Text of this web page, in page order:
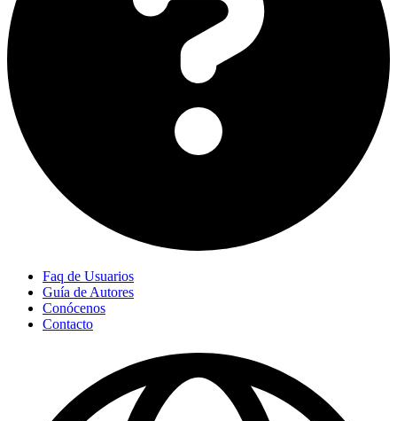
Faq de Usuarios
Guía de Autores
Conócenos
Contacto